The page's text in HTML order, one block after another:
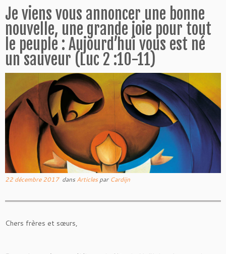
Je viens vous annoncer une bonne
nouvelle, une grande joie pour tout
le peuple : Aujourd’hui vous est né
un sauveur (Luc 2 :10-11)
22 décembre 2017dans Articles par Cardijn
Chers frères et sœurs,